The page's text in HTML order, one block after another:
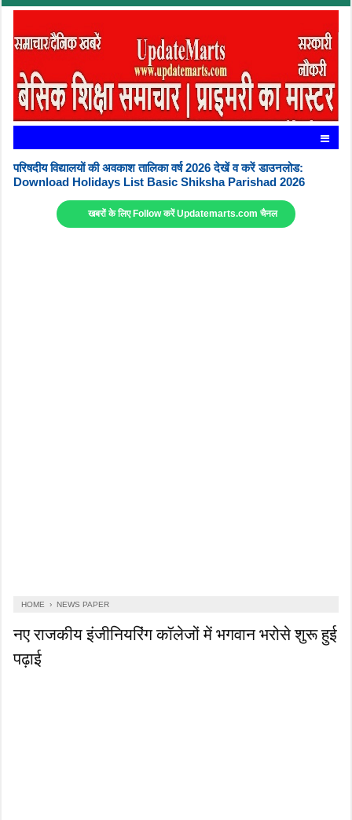
परिषदीय विद्यालयों की अवकाश तालिका वर्ष 2026 देखें व करें डाउनलोड:
Download Holidays List Basic Shiksha Parishad 2026
खबरों के लिए Follow करें Updatemarts.com चैनल
HOME › NEWS PAPER
नए राजकीय इंजीनियरिंग कॉलेजों में भगवान भरोसे शुरू हुई
पढ़ाई